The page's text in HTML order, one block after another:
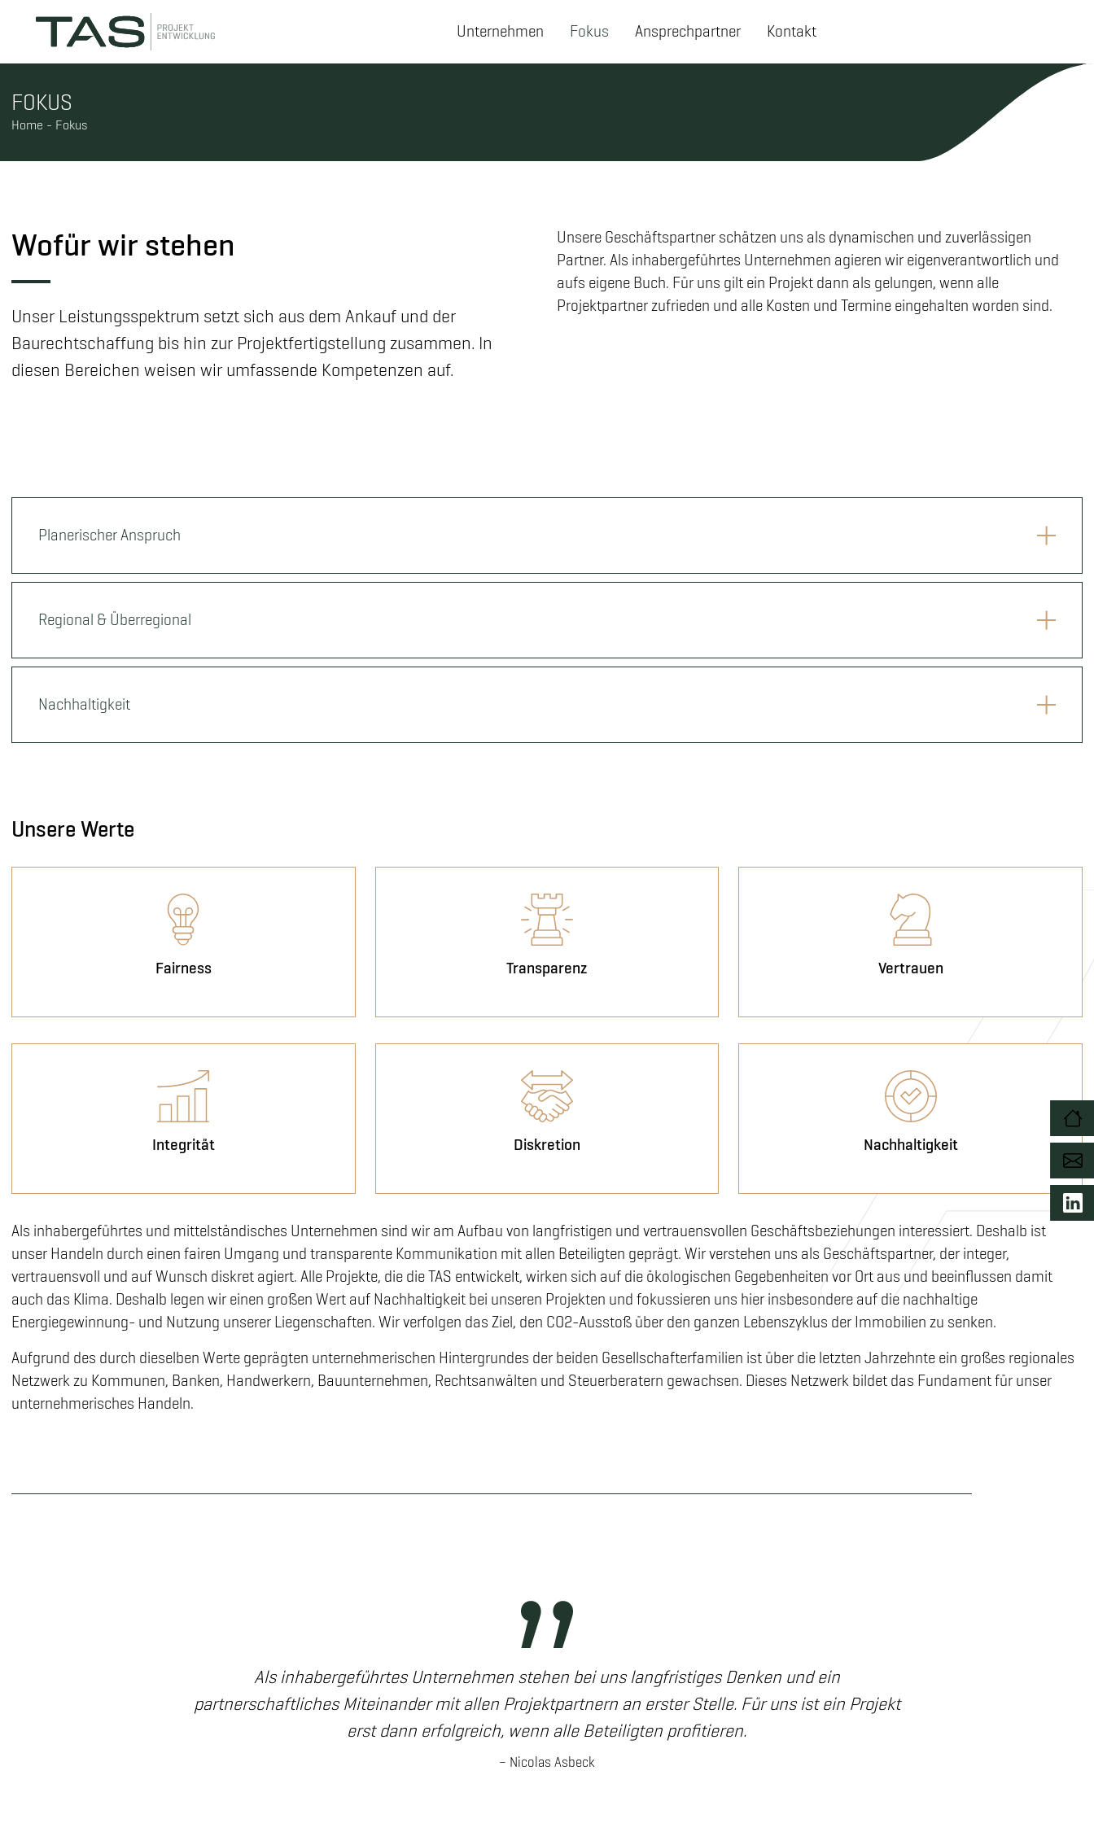
Unternehmen Fokus Ansprechpartner Kontakt
FOKUS
Home - Fokus
Wofür wir stehen
Unser Leistungsspektrum setzt sich aus dem Ankauf und der
Baurechtschaffung bis hin zur Projektfertigstellung zusammen. In
diesen Bereichen weisen wir umfassende Kompetenzen auf.
Unsere Geschäftspartner schätzen uns als dynamischen und zuverlässigen
Partner. Als inhabergeführtes Unternehmen agieren wir eigenverantwortlich und
aufs eigene Buch. Für uns gilt ein Projekt dann als gelungen, wenn alle
Projektpartner zufrieden und alle Kosten und Termine eingehalten worden sind.
Planerischer Anspruch
Regional & Überregional
Nachhaltigkeit
Unsere Werte
Fairness Transparenz Vertrauen
Integrität Diskretion Nachhaltigkeit
Als inhabergeführtes und mittelständisches Unternehmen sind wir am Aufbau von langfristigen und vertrauensvollen Geschäftsbeziehungen interessiert. Deshalb ist
unser Handeln durch einen fairen Umgang und transparente Kommunikation mit allen Beteiligten geprägt. Wir verstehen uns als Geschäftspartner, der integer,
vertrauensvoll und auf Wunsch diskret agiert. Alle Projekte, die die TAS entwickelt, wirken sich auf die ökologischen Gegebenheiten vor Ort aus und beeinflussen damit
auch das Klima. Deshalb legen wir einen großen Wert auf Nachhaltigkeit bei unseren Projekten und fokussieren uns hier insbesondere auf die nachhaltige
Energiegewinnung- und Nutzung unserer Liegenschaften. Wir verfolgen das Ziel, den CO2-Ausstoß über den ganzen Lebenszyklus der Immobilien zu senken.
Aufgrund des durch dieselben Werte geprägten unternehmerischen Hintergrundes der beiden Gesellschafterfamilien ist über die letzten Jahrzehnte ein großes regionales
Netzwerk zu Kommunen, Banken, Handwerkern, Bauunternehmen, Rechtsanwälten und Steuerberatern gewachsen. Dieses Netzwerk bildet das Fundament für unser
unternehmerisches Handeln.
Als inhabergeführtes Unternehmen stehen bei uns langfristiges Denken und ein
partnerschaftliches Miteinander mit allen Projektpartnern an erster Stelle. Für uns ist ein Projekt
erst dann erfolgreich, wenn alle Beteiligten profitieren.
– Nicolas Asbeck